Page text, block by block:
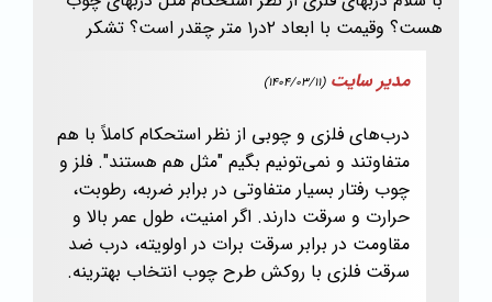
هست؟ وقیمت با ابعاد ۲در۱ متر چقدر است؟ تشکر
مدیر سایت (1404/03/11)
درب‌های فلزی و چوبی از نظر استحکام کاملاً با هم
متفاوتند و نمی‌تونیم بگیم "مثل هم هستند". فلز و
چوب رفتار بسیار متفاوتی در برابر ضربه، رطوبت،
حرارت و سرقت دارند. اگر امنیت، طول عمر بالا و
مقاومت در برابر سرقت برات در اولویته، درب ضد
سرقت فلزی با روکش طرح چوب انتخاب بهترینه.